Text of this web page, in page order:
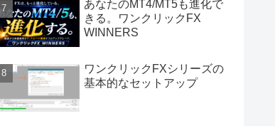
あなたのMT4/MT5も進化で
きる。ワンクリックFX
WINNERS
ワンクリックFXシリーズの
基本的なセットアップ